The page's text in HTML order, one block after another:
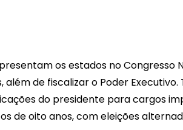
os estados no Congresso
além de fiscalizar o Poder
do presidente para cargos
de oito anos, com eleições